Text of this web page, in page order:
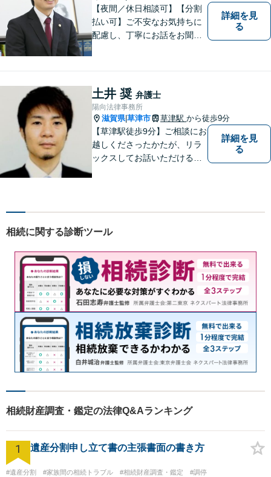
【夜間／休日相談可】【分割
払い可】ご不安なお気持ちに
配慮し、丁寧にお話をお聞き
い合わせください。
詳細を見
る
土井 奨 弁護士
陽向法律事務所
滋賀県|草津市 草津駅 から徒歩9分
【草津駅徒歩9分】ご相談にお
越しくださったかたが、リラ
ックスしてお話いただけるよ
です。 ご相談を躊躇われてい
らしてください。
詳細を見
る
相続に関する診断ツール
相続財産調査・鑑定の法律Q&Aランキング
1 遺産分割申し立て書の主張書面の書き方
#遺産分割 #家族間の相続トラブル #相続財産調査・鑑定 #調停